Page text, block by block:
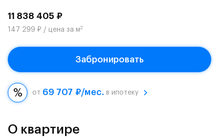
11 838 405 ₽
147 299 ₽ / цена за м2
Забронировать
от 69 707 ₽/мес. в ипотеку
О квартире